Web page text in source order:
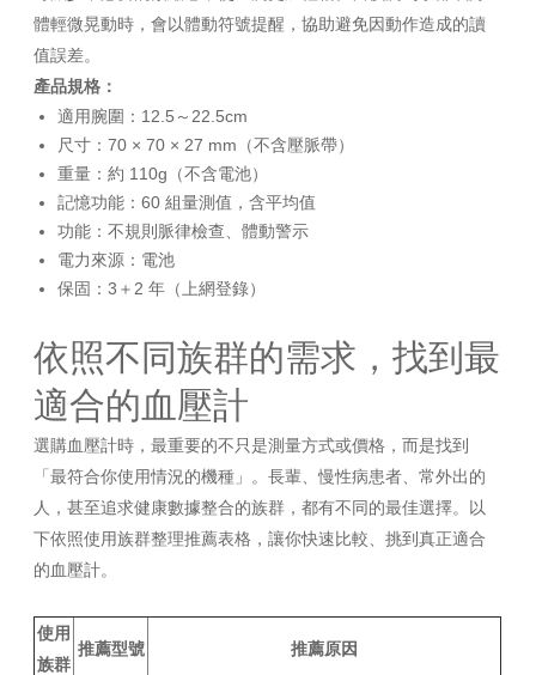
體輕微晃動時，會以體動符號提醒，協助避免因動作造成的讀
值誤差。
產品規格：
適用腕圍：12.5～22.5cm
尺寸：70 × 70 × 27 mm（不含壓脈帶）
重量：約 110g（不含電池）
記憶功能：60 組量測值，含平均值
功能：不規則脈律檢查、體動警示
電力來源：電池
保固：3＋2 年（上網登錄）
依照不同族群的需求，找到最
適合的血壓計
選購血壓計時，最重要的不只是測量方式或價格，而是找到
「最符合你使用情況的機種」。長輩、慢性病患者、常外出的
人，甚至追求健康數據整合的族群，都有不同的最佳選擇。以
下依照使用族群整理推薦表格，讓你快速比較、挑到真正適合
的血壓計。
使用
族群
推薦型號 推薦原因